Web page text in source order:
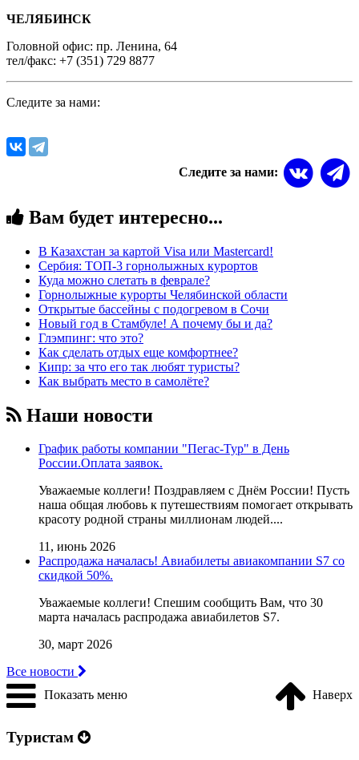
ЧЕЛЯБИНСК
Головной офис: пр. Ленина, 64
тел/факс: +7 (351) 729 8877
Следите за нами:
Следите за нами:
Вам будет интересно...
В Казахстан за картой Visa или Masterсard!
Сербия: ТОП-3 горнолыжных курортов
Куда можно слетать в феврале?
Горнолыжные курорты Челябинской области
Открытые бассейны с подогревом в Сочи
Новый год в Стамбуле! А почему бы и да?
Глэмпинг: что это?
Как сделать отдых еще комфортнее?
Кипр: за что его так любят туристы?
Как выбрать место в самолёте?
Наши новости
График работы компании "Пегас-Тур" в День
России.Оплата заявок.
Уважаемые коллеги! Поздравляем с Днём России! Пусть
наша общая любовь к путешествиям помогает открывать
красоту родной страны миллионам людей....
11, июнь 2026
Распродажа началась! Авиабилеты авиакомпании S7 со
скидкой 50%.
Уважаемые коллеги! Cпешим сообщить Вам, что 30
марта началась распродажа авиабилетов S7.
30, март 2026
Все новости
Показать меню
Наверх
Туристам